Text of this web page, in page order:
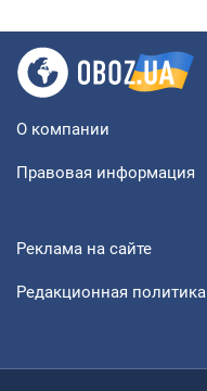
О компании
Правовая информация
Реклама на сайте
Редакционная политика